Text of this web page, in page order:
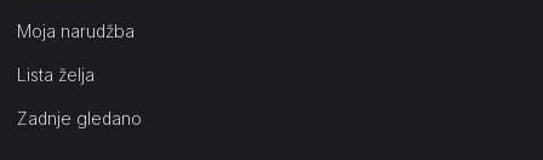
Moja narudžba
Lista želja
Zadnje gledano